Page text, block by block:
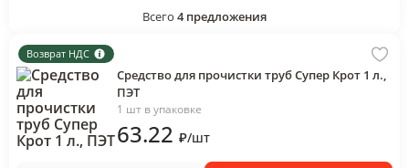
Всего 4 предложения
Возврат НДС
Средство для прочистки труб Супер Крот 1 л.,
ПЭТ
1 шт в упаковке
63.22 ₽/шт